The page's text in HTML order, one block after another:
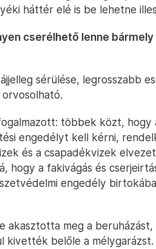
háttér elé is be lehetne
cserélhető lenne bármely
sérülése, legrosszabb
többek közt, hogy
engedélyt kell kérni,
és a csapadékvizek
hogy a fakivágás és
engedély
akasztotta meg a
kivették belőle a